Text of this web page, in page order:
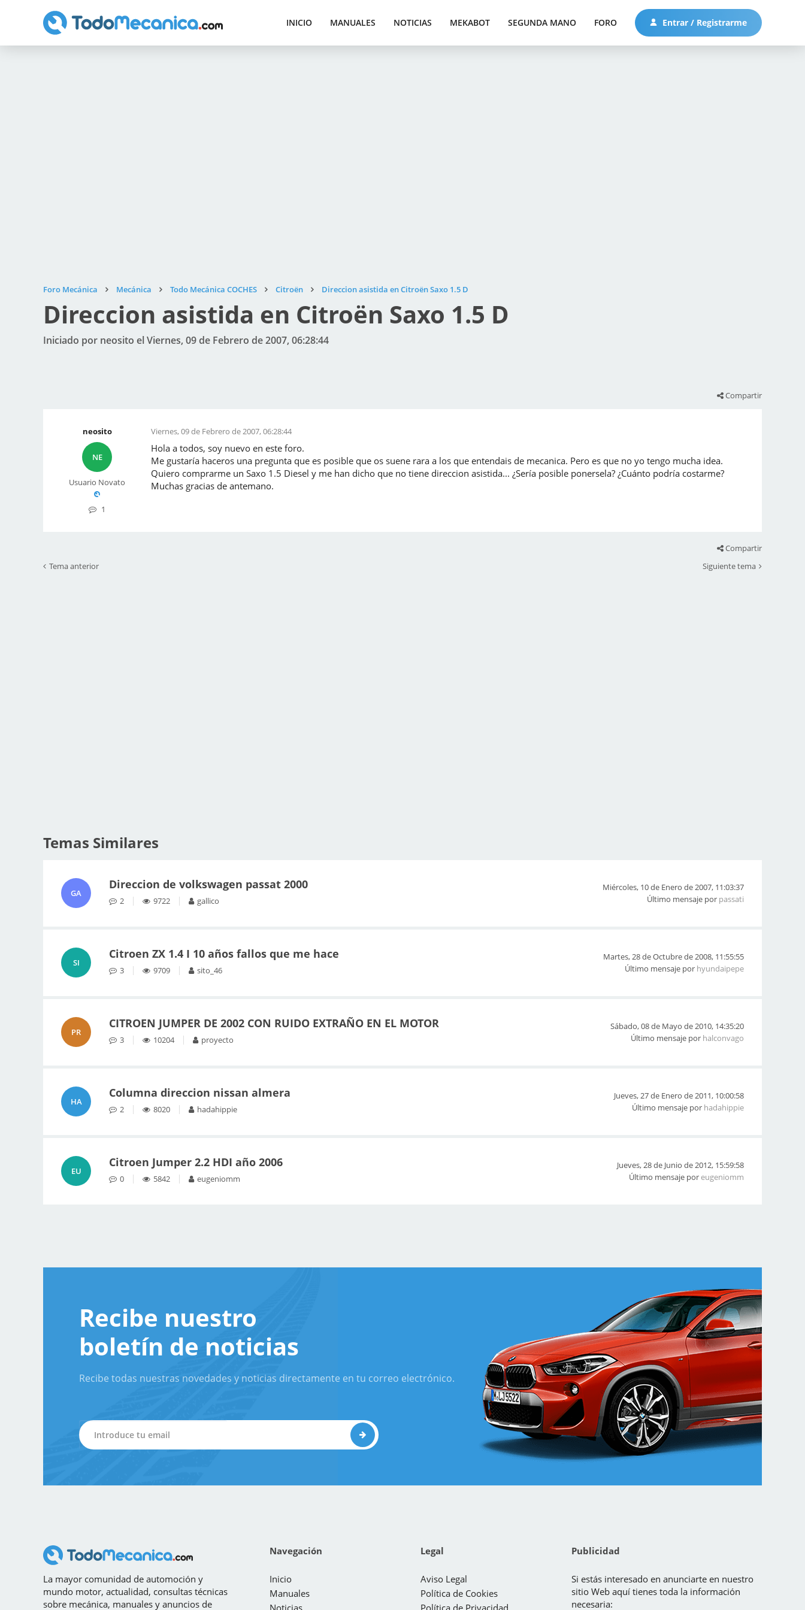
INICIO MANUALES NOTICIAS MEKABOT SEGUNDA MANO FORO Entrar / Registrarme
Foro Mecánica Mecánica Todo Mecánica COCHES Citroën Direccion asistida en Citroën Saxo 1.5 D
Direccion asistida en Citroën Saxo 1.5 D
Iniciado por neosito el Viernes, 09 de Febrero de 2007, 06:28:44
Compartir
neosito
NE
Usuario Novato
1
Viernes, 09 de Febrero de 2007, 06:28:44
Hola a todos, soy nuevo en este foro.
Me gustaría haceros una pregunta que es posible que os suene rara a los que entendais de mecanica. Pero es que no yo tengo mucha idea.
Quiero comprarme un Saxo 1.5 Diesel y me han dicho que no tiene direccion asistida... ¿Sería posible ponersela? ¿Cuánto podría costarme?
Muchas gracias de antemano.
Compartir
Tema anterior
Siguiente tema
Temas Similares
GA
Direccion de volkswagen passat 2000
2 9722 gallico
Miércoles, 10 de Enero de 2007, 11:03:37
Último mensaje por passati
SI
Citroen ZX 1.4 I 10 años fallos que me hace
3 9709 sito_46
Martes, 28 de Octubre de 2008, 11:55:55
Último mensaje por hyundaipepe
PR
CITROEN JUMPER DE 2002 CON RUIDO EXTRAÑO EN EL MOTOR
3 10204 proyecto
Sábado, 08 de Mayo de 2010, 14:35:20
Último mensaje por halconvago
HA
Columna direccion nissan almera
2 8020 hadahippie
Jueves, 27 de Enero de 2011, 10:00:58
Último mensaje por hadahippie
EU
Citroen Jumper 2.2 HDI año 2006
0 5842 eugeniomm
Jueves, 28 de Junio de 2012, 15:59:58
Último mensaje poreugeniomm
Recibe nuestro
boletín de noticias
Recibe todas nuestras novedades y noticias directamente en tu correo electrónico.
La mayor comunidad de automoción y
mundo motor, actualidad, consultas técnicas
sobre mecánica, manuales y anuncios de
Navegación
Inicio
Manuales
Noticias
Legal
Aviso Legal
Política de Cookies
Política de Privacidad
Publicidad
Si estás interesado en anunciarte en nuestro
sitio Web aquí tienes toda la información
necesaria: